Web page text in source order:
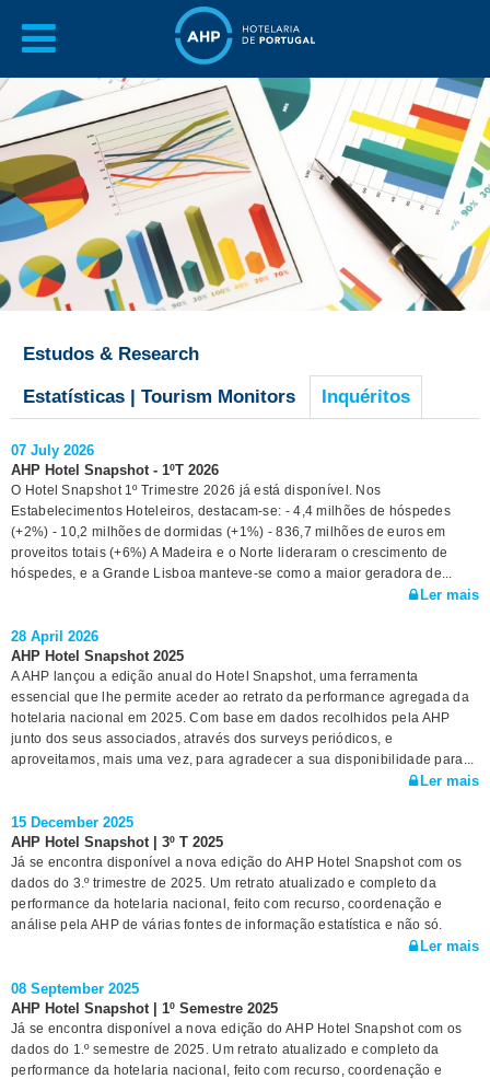
Estudos & Research
Estatísticas | Tourism Monitors Inquéritos
07 July 2026
AHP Hotel Snapshot - 1ºT 2026
O Hotel Snapshot 1º Trimestre 2026 já está disponível. Nos
Estabelecimentos Hoteleiros, destacam-se: - 4,4 milhões de hóspedes
(+2%) - 10,2 milhões de dormidas (+1%) - 836,7 milhões de euros em
proveitos totais (+6%) A Madeira e o Norte lideraram o crescimento de
hóspedes, e a Grande Lisboa manteve-se como a maior geradora de...
Ler mais
28 April 2026
AHP Hotel Snapshot 2025
A AHP lançou a edição anual do Hotel Snapshot, uma ferramenta
essencial que lhe permite aceder ao retrato da performance agregada da
hotelaria nacional em 2025. Com base em dados recolhidos pela AHP
junto dos seus associados, através dos surveys periódicos, e
aproveitamos, mais uma vez, para agradecer a sua disponibilidade para...
Ler mais
15 December 2025
AHP Hotel Snapshot | 3º T 2025
Já se encontra disponível a nova edição do AHP Hotel Snapshot com os
dados do 3.º trimestre de 2025. Um retrato atualizado e completo da
performance da hotelaria nacional, feito com recurso, coordenação e
análise pela AHP de várias fontes de informação estatística e não só.
Ler mais
08 September 2025
AHP Hotel Snapshot | 1º Semestre 2025
Já se encontra disponível a nova edição do AHP Hotel Snapshot com os
dados do 1.º semestre de 2025. Um retrato atualizado e completo da
performance da hotelaria nacional, feito com recurso, coordenação e